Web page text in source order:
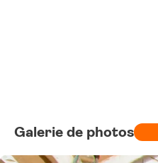
Galerie de photos